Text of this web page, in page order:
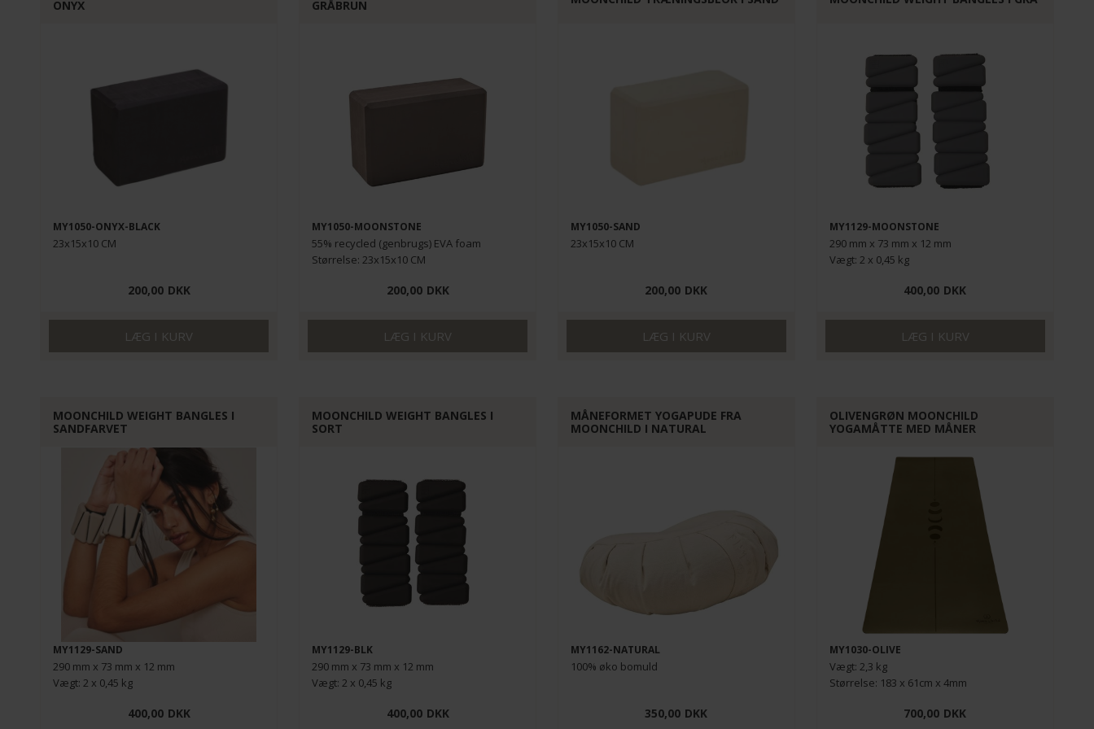
ONYX
MY1050-ONYX-BLACK
23x15x10 CM
200,00 DKK
GRÅBRUN
MY1050-MOONSTONE
55% recycled (genbrugs) EVA foam
Størrelse: 23x15x10 CM
200,00 DKK
MY1050-SAND
23x15x10 CM
200,00 DKK
MY1129-MOONSTONE
290 mm x 73 mm x 12 mm
Vægt: 2 x 0,45 kg
400,00 DKK
MOONCHILD WEIGHT BANGLES I
SANDFARVET
MY1129-SAND
290 mm x 73 mm x 12 mm
Vægt: 2 x 0,45 kg
400,00 DKK
MOONCHILD WEIGHT BANGLES I
SORT
MY1129-BLK
290 mm x 73 mm x 12 mm
Vægt: 2 x 0,45 kg
400,00 DKK
MÅNEFORMET YOGAPUDE FRA
MOONCHILD I NATURAL
MY1162-NATURAL
100% øko bomuld
350,00 DKK
OLIVENGRØN MOONCHILD
YOGAMÅTTE MED MÅNER
MY1030-OLIVE
Vægt: 2,3 kg
Størrelse: 183 x 61cm x 4mm
700,00 DKK